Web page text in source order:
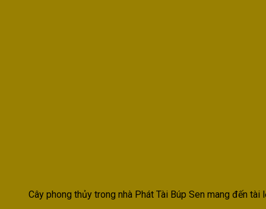
Cây phong thủy trong nhà Phát Tài Búp Sen mang đến tài